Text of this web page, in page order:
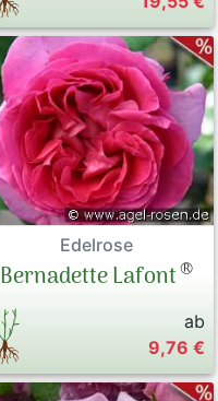
Edelrose
Bernadette Lafont®
ab
9,76 €